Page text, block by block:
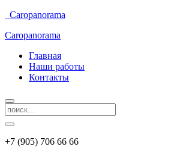
Caropanorama
Caropanorama
Главная
Наши работы
Контакты
+7 (905) 706 66 66